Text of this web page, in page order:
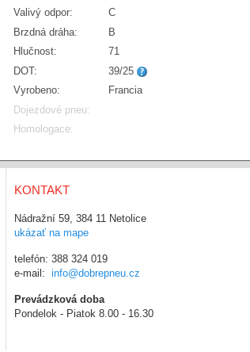
Valivý odpor:
C
Brzdná dráha:
B
Hlučnost:
71
DOT:
39/25
Vyrobeno:
Francia
Dojezdové pneu:
Homologace:
KONTAKT
Nádražní 59, 384 11 Netolice
ukázať na mape
telefón: 388 324 019
e-mail: info@dobrepneu.cz
Prevádzková doba
Pondelok - Piatok 8.00 - 16.30